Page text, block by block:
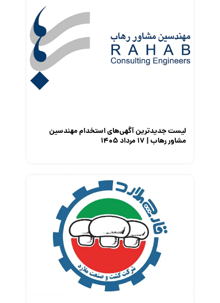
گزارش‌های آماری
مصاحبه شغلی
معرفی شرکت ها
لیست جدیدترین آگهی‌های استخدام مهندسین
مشاور رهاب | ۱۷ مرداد ۱۴۰۵